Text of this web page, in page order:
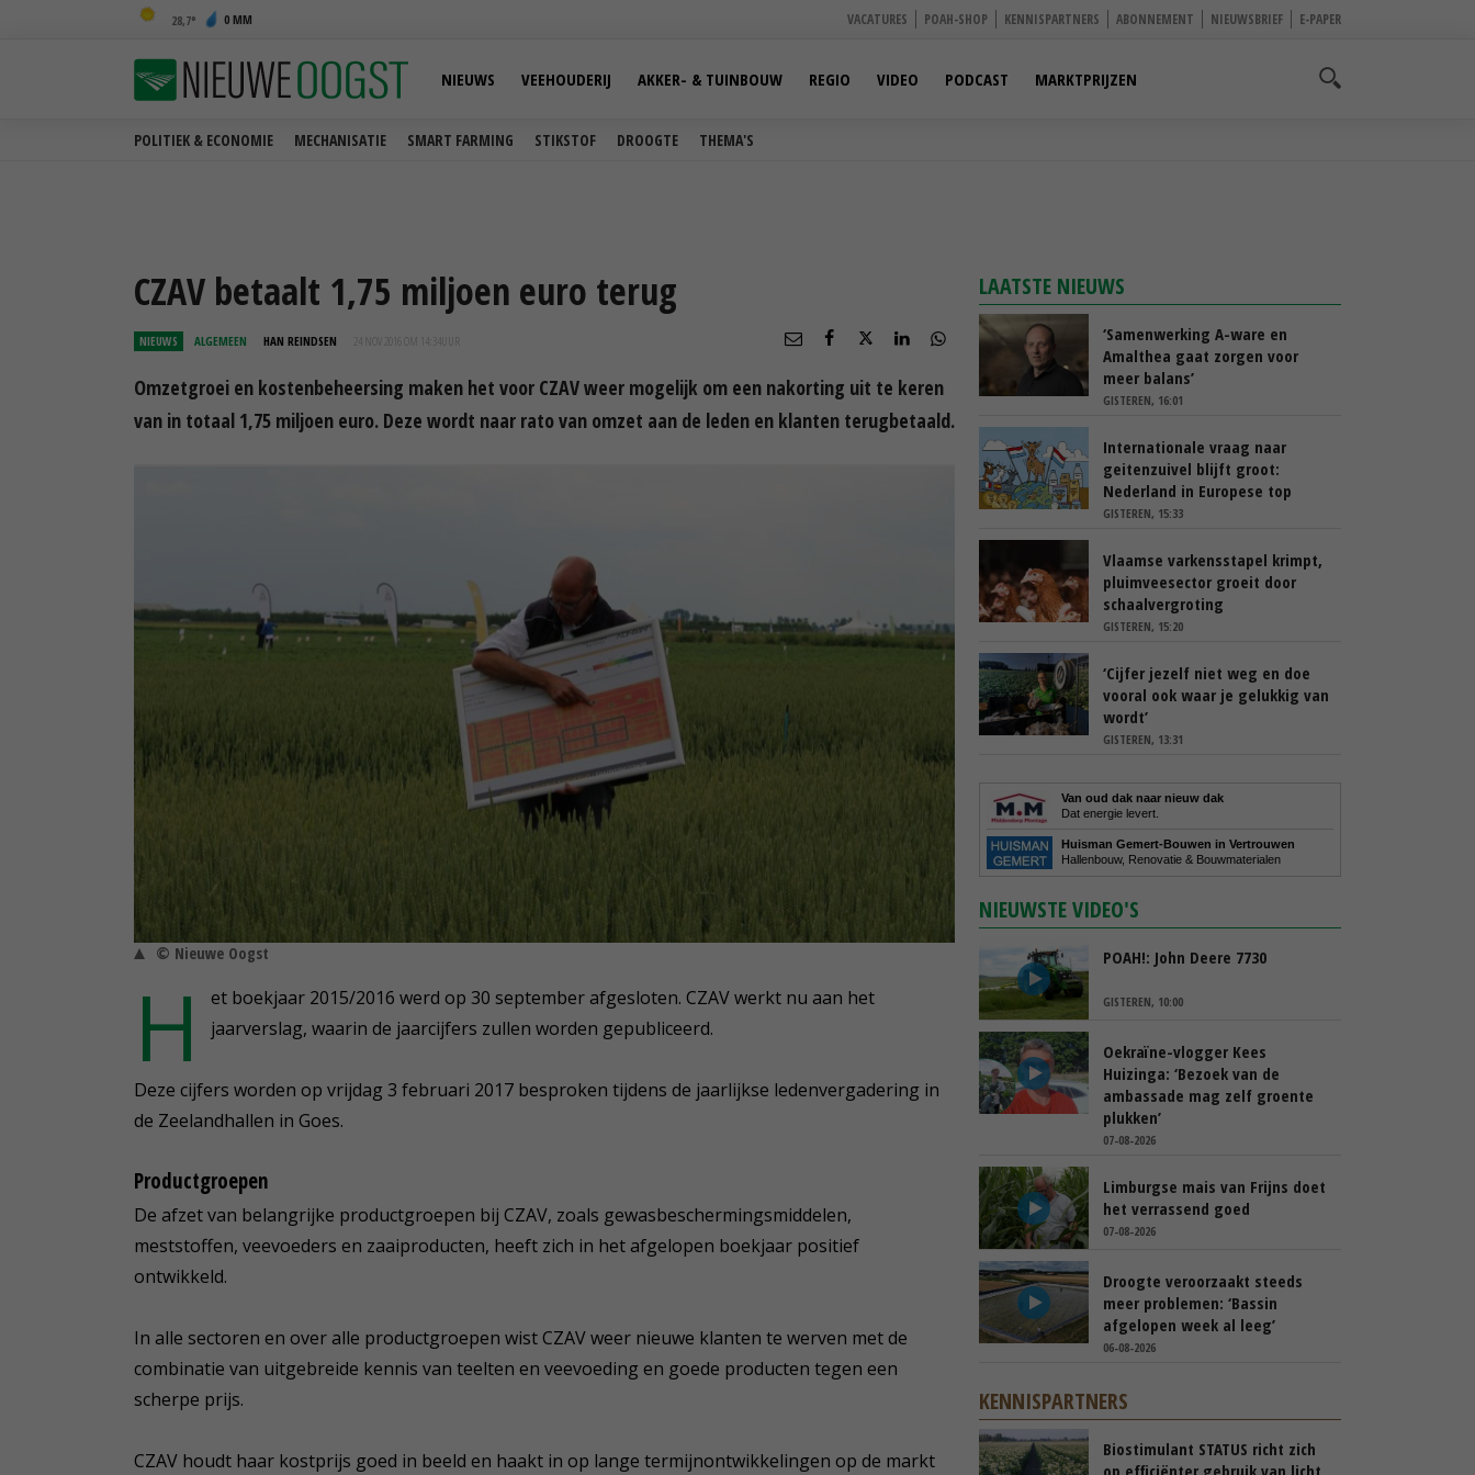
28,7 0 MM VACATURES POAH-SHOP KENNISPARTNERS ABONNEMENT NIEUWSBRIEF E-PAPER
POLITIEK & ECONOMIE MECHANISATIE SMART FARMING STIKSTOF DROOGTE THEMA'S
NIEUWS VEEHOUDERIJ AKKER- & TUINBOUW REGIO VIDEO PODCAST MARKTPRIJZEN
CZAV betaalt 1,75 miljoen euro terug
NIEUWS ALGEMEEN HAN REINDSEN 24 NOV 2016 OM 14:34
Omzetgroei en kostenbeheersing maken het voor CZAV weer mogelijk om een nakorting uit te keren
van in totaal 1,75 miljoen euro. Deze wordt naar rato van omzet aan de leden en klanten terugbetaald.
© Nieuwe Oogst
H
et boekjaar 2015/2016 werd op 30 september afgesloten. CZAV werkt nu aan het
jaarverslag, waarin de jaarcijfers zullen worden gepubliceerd.
Deze cijfers worden op vrijdag 3 februari 2017 besproken tijdens de jaarlijkse ledenvergadering in
de Zeelandhallen in Goes.
Productgroepen
De afzet van belangrijke productgroepen bij CZAV, zoals gewasbeschermingsmiddelen,
meststoffen, veevoeders en zaaiproducten, heeft zich in het afgelopen boekjaar positief
ontwikkeld.
In alle sectoren en over alle productgroepen wist CZAV weer nieuwe klanten te werven met de
combinatie van uitgebreide kennis van teelten en veevoeding en goede producten tegen een
scherpe prijs.
CZAV houdt haar kostprijs goed in beeld en haakt in op lange termijnontwikkelingen op de markt
LAATSTE NIEUWS
‘Samenwerking A-ware en
Amalthea gaat zorgen voor
meer balans’
GISTEREN, 16:01
Internationale vraag naar
geitenzuivel blijft groot:
Nederland in Europese top
GISTEREN, 15:33
Vlaamse varkensstapel krimpt,
pluimveesector groeit door
schaalvergroting
GISTEREN, 15:20
‘Cijfer jezelf niet weg en doe
vooral ook waar je gelukkig van
wordt’
GISTEREN, 13:31
Van oud dak naar nieuw dak
Dat energie levert.
Huisman Gemert-Bouwen in Vertrouwen
Hallenbouw, Renovatie & Bouwmaterialen
NIEUWSTE VIDEO'S
POAH!: John Deere 7730
GISTEREN, 10:00
Oekraïne-vlogger Kees
Huizinga: ‘Bezoek van de
ambassade mag zelf groente
plukken’
07-08-2026
Limburgse mais van Frijns doet
het verrassend goed
07-08-2026
Droogte veroorzaakt steeds
meer problemen: ‘Bassin
afgelopen week al leeg’
06-08-2026
KENNISPARTNERS
Biostimulant STATUS richt zich
op efficiënter gebruik van licht